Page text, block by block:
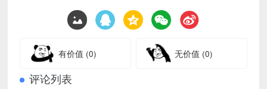
有价值 (0) 无价值 (0)
评论列表